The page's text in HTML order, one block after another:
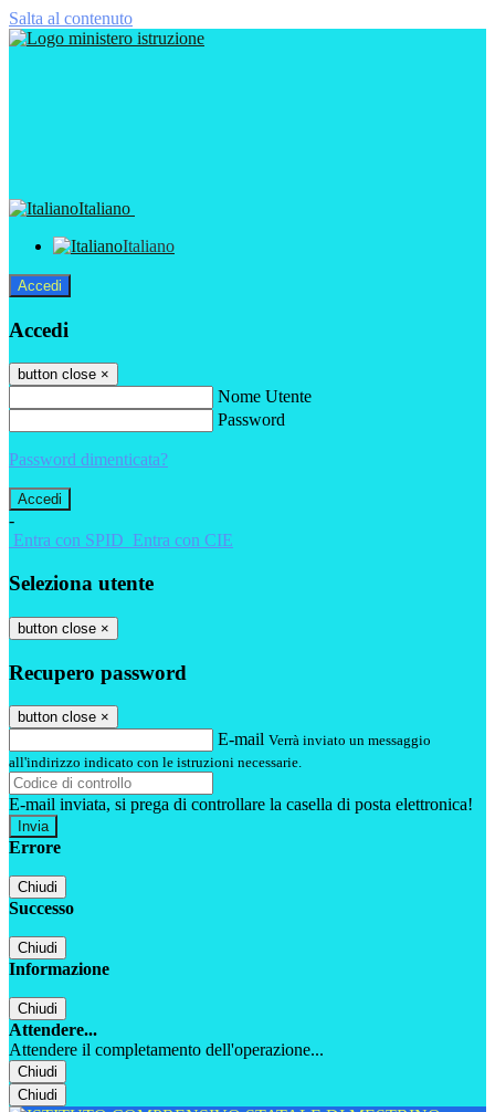
Salta al contenuto
Italiano
Italiano
Accedi
Accedi
button close ×
Nome Utente
Password
Password dimenticata?
-
Entra con SPID Entra con CIE
Seleziona utente
button close ×
Recupero password
button close ×
E-mail Verrà inviato un messaggio
all'indirizzo indicato con le istruzioni necessarie.
E-mail inviata, si prega di controllare la casella di posta elettronica!
Errore
Chiudi
Successo
Chiudi
Informazione
Chiudi
Attendere...
Attendere il completamento dell'operazione...
Chiudi
Chiudi